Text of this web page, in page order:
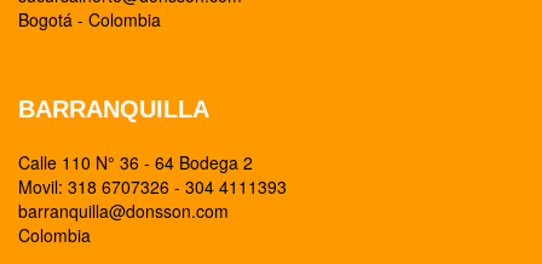
Bogotá - Colombia
BARRANQUILLA
Calle 110 N° 36 - 64 Bodega 2
Movil: 318 6707326 - 304 4111393
barranquilla@donsson.com
Colombia